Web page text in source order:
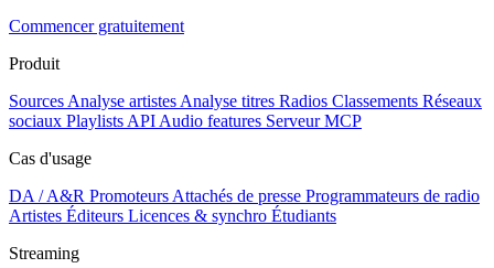
Commencer gratuitement
Produit
Sources Analyse artistes Analyse titres Radios Classements Réseaux
sociaux Playlists API Audio features Serveur MCP
Cas d'usage
DA / A&R Promoteurs Attachés de presse Programmateurs de radio
Artistes Éditeurs Licences & synchro Étudiants
Streaming